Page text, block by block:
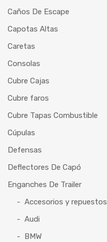
Caños De Escape
Capotas Altas
Caretas
Consolas
Cubre Cajas
Cubre faros
Cubre Tapas Combustible
Cúpulas
Defensas
Deflectores De Capó
Enganches De Trailer
Accesorios y repuestos
Audi
BMW